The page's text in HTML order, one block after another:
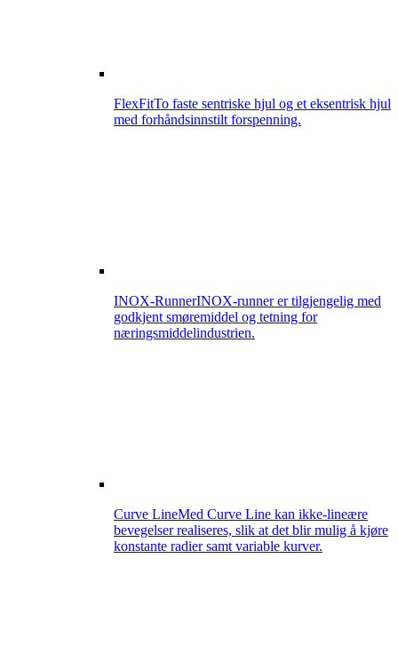
FlexFitTo faste sentriske hjul og et eksentrisk hjul
med forhåndsinnstilt forspenning.
INOX-RunnerINOX-runner er tilgjengelig med
godkjent smøremiddel og tetning for
næringsmiddelindustrien.
Curve LineMed Curve Line kan ikke-lineære
bevegelser realiseres, slik at det blir mulig å kjøre
konstante radier samt variable kurver.